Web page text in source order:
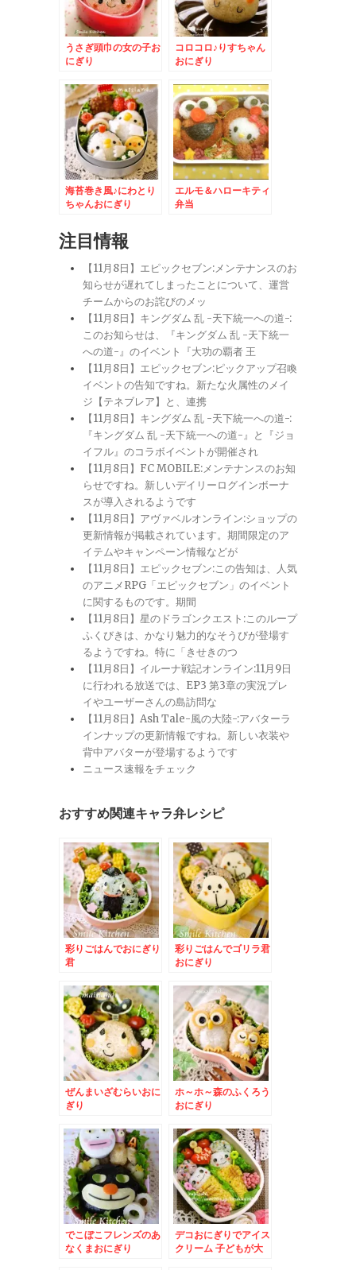
うさぎ頭巾の女の子お
にぎり
コロコロ♪りすちゃん
おにぎり
海苔巻き風♪にわとり
ちゃんおにぎり
エルモ＆ハローキティ
弁当
注目情報
【11月8日】エピックセブン:メンテナンスのお
知らせが遅れてしまったことについて、運営
チームからのお詫びのメッ
【11月8日】キングダム 乱 -天下統一への道-:
このお知らせは、『キングダム 乱 -天下統一
への道-』のイベント『大功の覇者 王
【11月8日】エピックセブン:ピックアップ召喚
イベントの告知ですね。新たな火属性のメイ
ジ【テネブレア】と、連携
【11月8日】キングダム 乱 -天下統一への道-:
『キングダム 乱 -天下統一への道-』と『ジョ
イフル』のコラボイベントが開催され
【11月8日】FC MOBILE:メンテナンスのお知
らせですね。新しいデイリーログインボーナ
スが導入されるようです
【11月8日】アヴァベルオンライン:ショップの
更新情報が掲載されています。期間限定のア
イテムやキャンペーン情報などが
【11月8日】エピックセブン:この告知は、人気
のアニメRPG「エピックセブン」のイベント
に関するものです。期間
【11月8日】星のドラゴンクエスト:このループ
ふくびきは、かなり魅力的なそうびが登場す
るようですね。特に「きせきのつ
【11月8日】イルーナ戦記オンライン:11月9日
に行われる放送では、EP3 第3章の実況プレ
イやユーザーさんの島訪問な
【11月8日】Ash Tale-風の大陸-:アバターラ
インナップの更新情報ですね。新しい衣装や
背中アバターが登場するようです
ニュース速報をチェック
おすすめ関連キャラ弁レシピ
彩りごはんでおにぎり
君
彩りごはんでゴリラ君
おにぎり
ぜんまいざむらいおに
ぎり
ホ～ホ～森のふくろう
おにぎり
でこぼこフレンズのあ
なくまおにぎり
デコおにぎりでアイス
クリーム 子どもが大